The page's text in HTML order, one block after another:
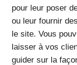
pour leur poser
ou leur fournir
le site. Vous
laisser à vos
guider sur la